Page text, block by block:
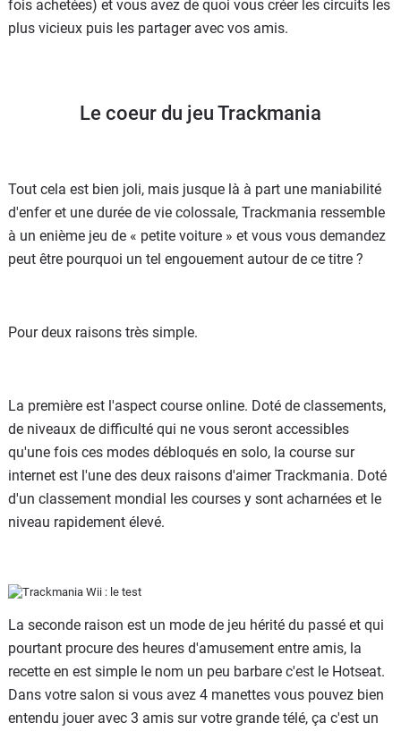
fois achetées) et vous avez de quoi vous créer les circuits les
plus vicieux puis les partager avec vos amis.
Le coeur du jeu Trackmania
Tout cela est bien joli, mais jusque là à part une maniabilité
d'enfer et une durée de vie colossale, Trackmania ressemble
à un enième jeu de « petite voiture » et vous vous demandez
peut être pourquoi un tel engouement autour de ce titre ?
Pour deux raisons très simple.
La première est l'aspect course online. Doté de classements,
de niveaux de difficulté qui ne vous seront accessibles
qu'une fois ces modes débloqués en solo, la course sur
internet est l'une des deux raisons d'aimer Trackmania. Doté
d'un classement mondial les courses y sont acharnées et le
niveau rapidement élevé.
La seconde raison est un mode de jeu hérité du passé et qui
pourtant procure des heures d'amusement entre amis, la
recette en est simple le nom un peu barbare c'est le Hotseat.
Dans votre salon si vous avez 4 manettes vous pouvez bien
entendu jouer avec 3 amis sur votre grande télé, ça c'est un